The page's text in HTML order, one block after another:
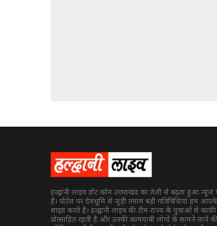
हल्द्वानी लाइव डॉट कॉम उत्तराखंड का तेजी से बढ़ता हुआ न्यूज
है। पोर्टल पर देवभूमि से जुड़ी तमाम बड़ी गतिविधियां हम
साझा करते हैं। हल्द्वानी लाइव की टीम राज्य के युवाओं से काफी
प्रोत्साहित रहती है और उनकी कामयाबी लोगों के सामने लाने